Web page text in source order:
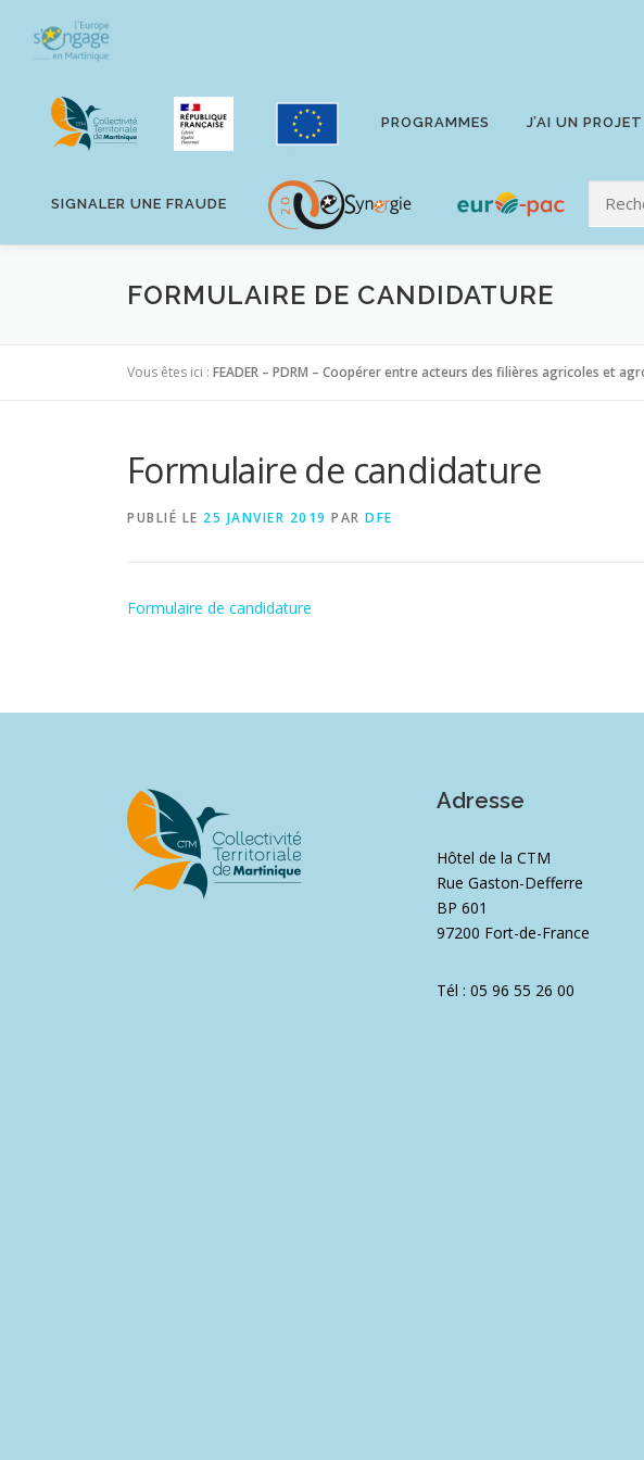
contenu
PROGRAMMES J’AI UN PROJET
SIGNALER UNE FRAUDE
FORMULAIRE DE CANDIDATURE
Vous êtes ici : FEADER – PDRM – Coopérer entre acteurs des filières agricoles et
Formulaire de candidature
PUBLIÉ LE 25 JANVIER 2019 PAR DFE
Formulaire de candidature
Adresse
Hôtel de la CTM
Rue Gaston-Defferre
BP 601
97200 Fort-de-France
Tél : 05 96 55 26 00